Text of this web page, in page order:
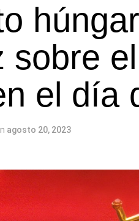
sobre
el día
agosto 20, 2023